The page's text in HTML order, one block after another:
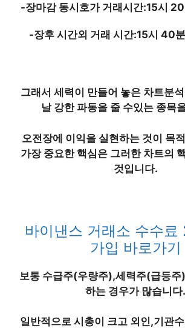
-장마감 동시호가 거래시간:15시
-장후 시간외 거래 시간:15시 40
그래서 세력이 만들어 놓은 차트분
날 강한 파동을 줄 수있는 종목
오전장에 이익을 실현하는 것이 목
가장 중요한 핵심은 그러한 차트의
것입니다.
바이낸스 거래소 수수료
가입 바로가기
보통 수급주(우량주),세력주(급등주)
하는 경우가 많습니다.
일반적으로 시총이 크고 외인,기관